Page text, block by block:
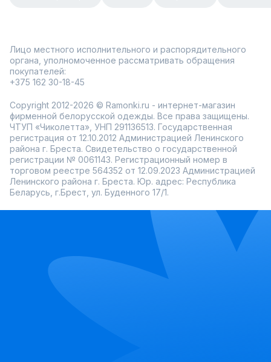
Лицо местного исполнительного и распорядительного
органа, уполномоченное рассматривать обращения
покупателей:
+375 162 30-18-45
Copyright 2012-2026 © Ramonki.ru - интернет-магазин
фирменной белорусской одежды. Все права защищены.
ЧТУП «Чиколетта», УНП 291136513. Государственная
регистрация от 12.10.2012 Администрацией Ленинского
района г. Бреста. Свидетельство о государственной
регистрации № 0061143. Регистрационный номер в
торговом реестре 564352 от 12.09.2023 Администрацией
Ленинского района г. Бреста. Юр. адрес: Республика
Беларусь, г.Брест, ул. Буденного 17/1.